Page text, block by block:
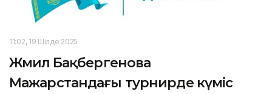
11:02, 19 Шілде 2025
Жәмилә Бақбергенова
Мажарстандағы турнирде күміс